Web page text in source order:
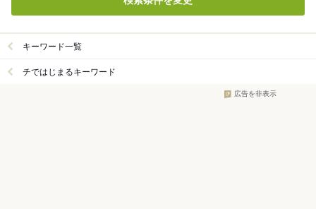
キーワード一覧
チではじまるキーワード
広告を非表示